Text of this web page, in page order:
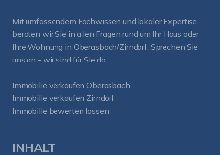
Mit umfassendem Fachwissen und lokaler Expertise
beraten wir Sie in allen Fragen rund um Ihr Haus oder
Ihre Wohnung in Oberasbach/Zirndorf. Sprechen Sie
uns an - wir sind für Sie da.
Immobilie verkaufen Oberasbach
Immobilie verkaufen Zirndorf
Immobilie bewerten lassen
INHALT